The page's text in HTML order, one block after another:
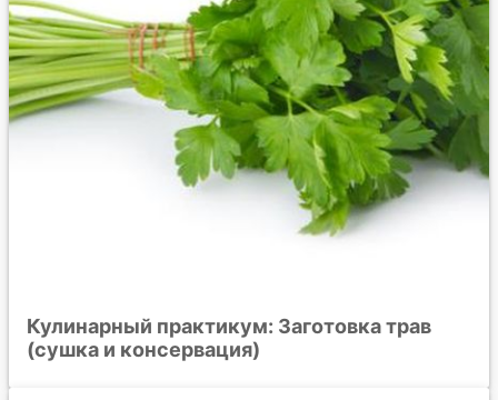
Кулинарный практикум: Заготовка трав
(сушка и консервация)